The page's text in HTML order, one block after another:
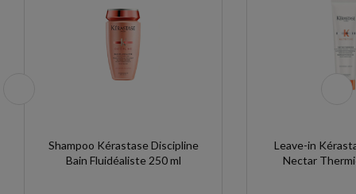
Shampoo Kérastase Discipline
Bain Fluidéaliste 250 ml
Leave-in
Nectar